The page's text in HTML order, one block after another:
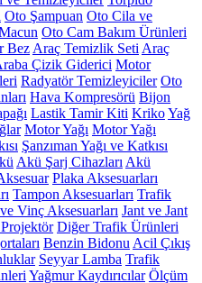
Oto Şampuan Oto Cila ve
Oto Cam Bakım Ürünleri
Bez Araç Temizlik Seti Araç
Çizik Giderici Motor
Radyatör Temizleyiciler Oto
Hava Kompresörü Bijon
Lastik Tamir Kiti KrikoYağ
Motor Yağı Motor Yağı
Şanzıman Yağı ve Katkısı
Akü Şarj Cihazları Akü
Plaka Aksesuarları
Tampon Aksesuarları Trafik
Vinç Aksesuarları Jant ve Jant
Diğer Trafik Ürünleri
Benzin Bidonu Acil Çıkış
Seyyar Lamba Trafik
Yağmur Kaydırıcılar Ölçüm